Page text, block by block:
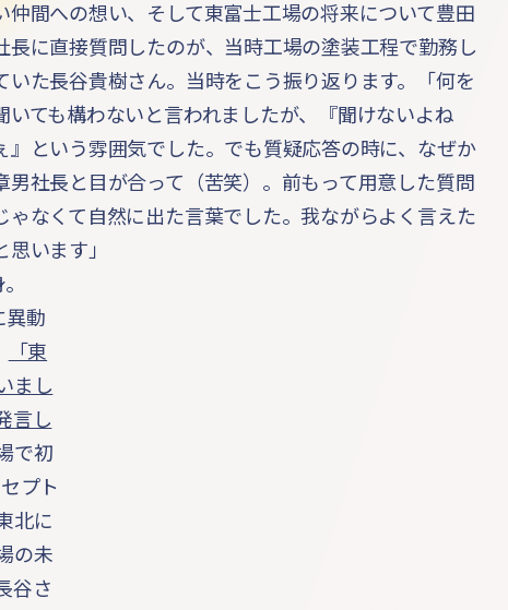
仲間への想い、そして東富士工場の将来について豊田
長に直接質問したのが、当時工場の塗装工程で勤務し
いた長谷貴樹さん。当時をこう振り返ります。「何を
いても構わないと言われましたが、『聞けないよね
』という雰囲気でした。でも質疑応答の時に、なぜか
男社長と目が合って（苦笑）。前もって用意した質問
ゃなくて自然に出た言葉でした。我ながらよく言えた
思います」
異動
「東
まし
言し
で初
プト
北に
の未
谷さ